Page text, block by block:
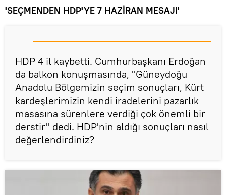
'SEÇMENDEN HDP'YE 7 HAZİRAN MESAJI'
HDP 4 il kaybetti. Cumhurbaşkanı Erdoğan
da balkon konuşmasında, "Güneydoğu
Anadolu Bölgemizin seçim sonuçları, Kürt
kardeşlerimizin kendi iradelerini pazarlık
masasına sürenlere verdiği çok önemli bir
derstir" dedi. HDP'nin aldığı sonuçları nasıl
değerlendirdiniz?